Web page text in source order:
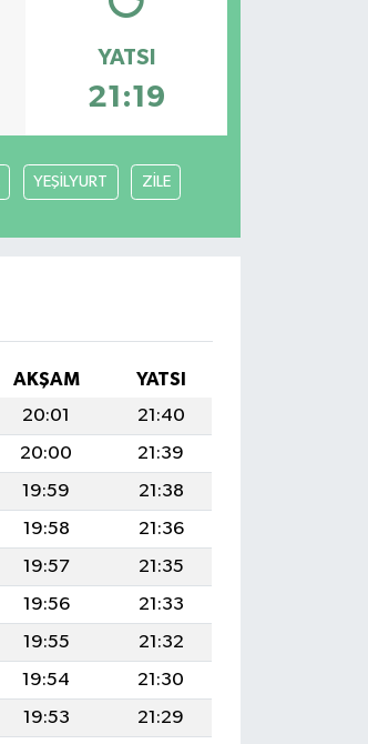
YATSI
21:19
YEŞİLYURT ZİLE
AKŞAM
YATSI
20:01
21:40
20:00
21:39
19:59
21:38
19:58
21:36
19:57
21:35
19:56
21:33
19:55
21:32
19:54
21:30
19:53
21:29